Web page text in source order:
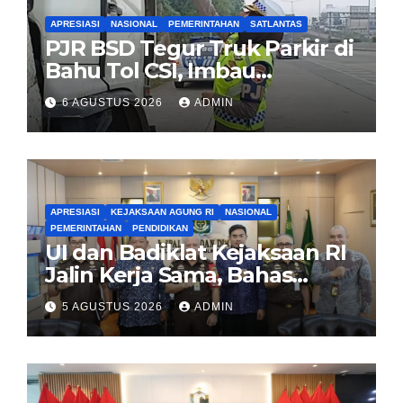
APRESIASI NASIONAL PEMERINTAHAN SATLANTAS
PJR BSD Tegur Truk Parkir di
Bahu Tol CSI, Imbau
Pengendara Tertib
6 AGUSTUS 2026 ADMIN
APRESIASI KEJAKSAAN AGUNG RI
NASIONAL
PEMERINTAHAN
PENDIDIKAN
UI dan Badiklat Kejaksaan RI
Jalin Kerja Sama, Bahas
Pembentukan Pusat Studi
Kajian Kejaksaan
5 AGUSTUS 2026 ADMIN